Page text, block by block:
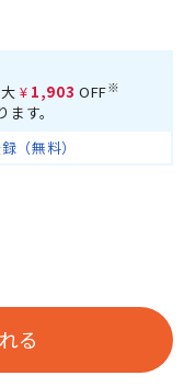
大 ¥1,903 OFF※
す。
（無料）
る